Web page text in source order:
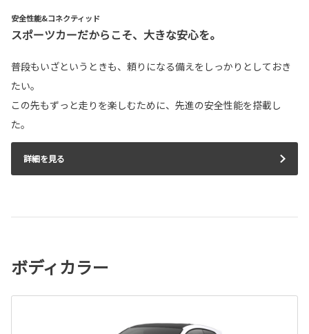
安全性能&コネクティッド
スポーツカーだからこそ、大きな安心を。
普段もいざというときも、頼りになる備えをしっかりとしておき
たい。
この先もずっと走りを楽しむために、先進の安全性能を搭載し
た。
詳細を見る
ボディカラー